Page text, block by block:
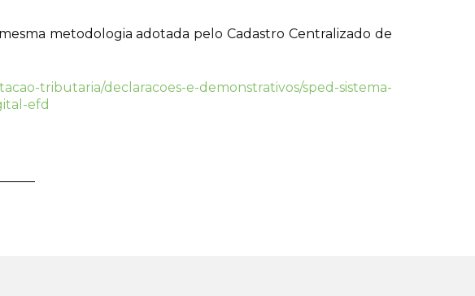
metodologia adotada pelo Cadastro Centralizado de
tributaria/declaracoes-e-demonstrativos/sped-sistema-
efd